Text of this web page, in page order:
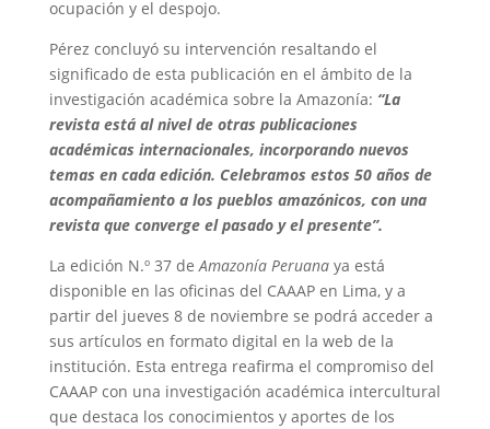
ocupación y el despojo.
Pérez concluyó su intervención resaltando el
significado de esta publicación en el ámbito de la
investigación académica sobre la Amazonía: “La
revista está al nivel de otras publicaciones
académicas internacionales, incorporando nuevos
temas en cada edición. Celebramos estos 50 años de
acompañamiento a los pueblos amazónicos, con una
revista que converge el pasado y el presente”.
La edición N.º 37 deAmazonía Peruanaya está
disponible en las oficinas del CAAAP en Lima, y a
partir del jueves 8 de noviembre se podrá acceder a
sus artículos en formato digital en la web de la
institución. Esta entrega reafirma el compromiso del
CAAAP con una investigación académica intercultural
que destaca los conocimientos y aportes de los